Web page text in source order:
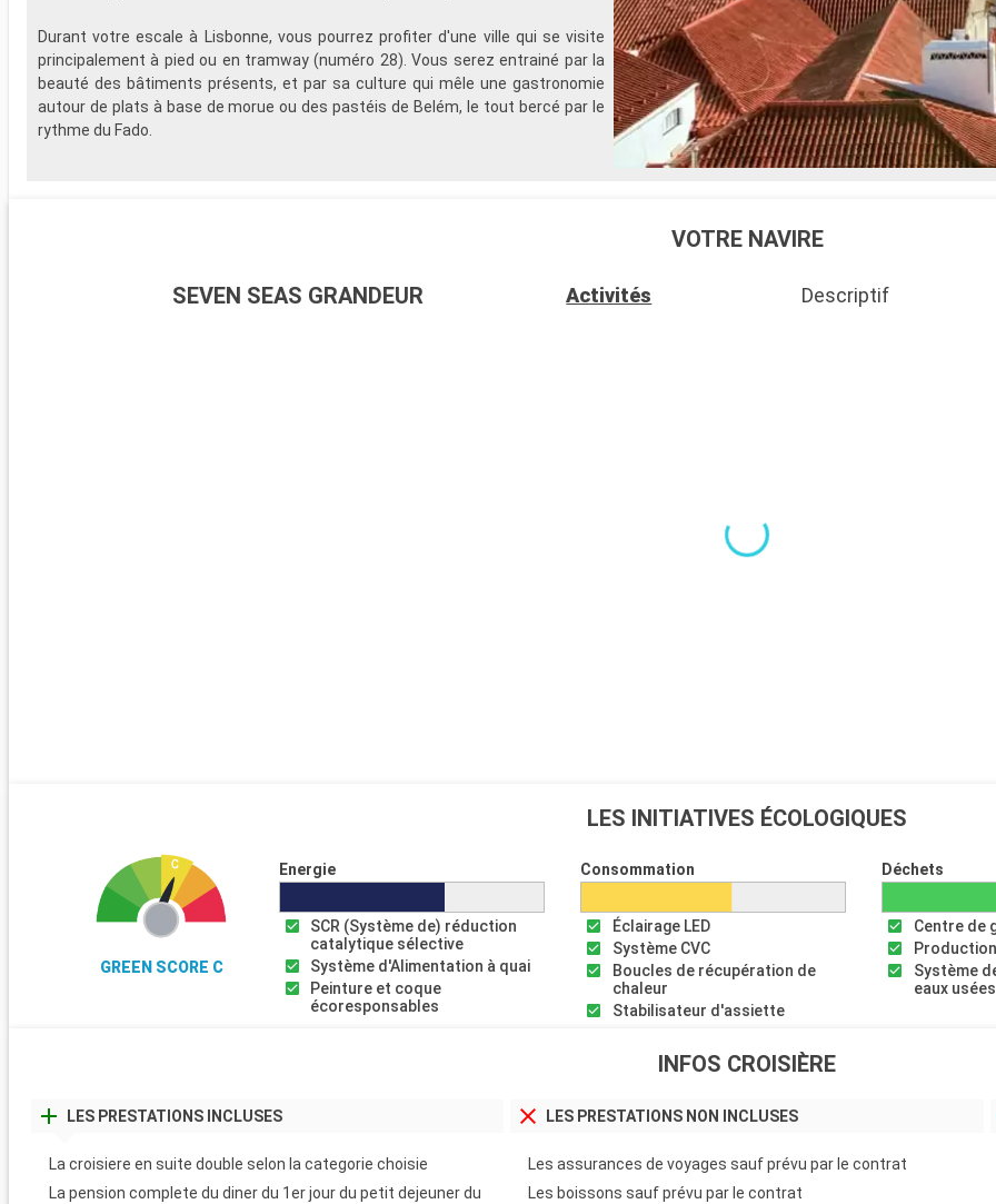
Durant votre escale à Lisbonne, vous pourrez profiter d'une ville qui se visite
principalement à pied ou en tramway (numéro 28). Vous serez entrainé par la
beauté des bâtiments présents, et par sa culture qui mêle une gastronomie
autour de plats à base de morue ou des pastéis de Belém, le tout bercé par le
rythme du Fado.
VOTRE NAVIRE
SEVEN SEAS GRANDEUR Activités Descriptif
LES INITIATIVES ÉCOLOGIQUES
GREEN SCORE C
Energie
SCR (Système de) réduction
catalytique sélective
Système d'Alimentation à quai
Peinture et coque
écoresponsables
Consommation
Éclairage LED
Système CVC
Boucles de récupération de
chaleur
Stabilisateur d'assiette
Déchets
Centre de
Système
eaux usées
INFOS CROISIÈRE
LES PRESTATIONS INCLUSES
La croisiere en suite double selon la categorie choisie
La pension complete du diner du 1er jour du petit dejeuner du
LES PRESTATIONS NON INCLUSES
Les assurances de voyages sauf prévu par le contrat
Les boissons sauf prévu par le contrat